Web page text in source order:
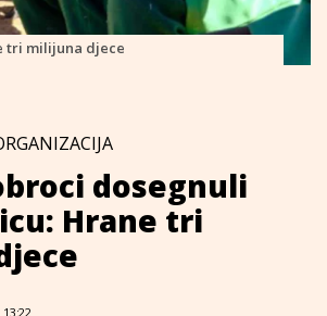
tri milijuna djece
dosegnuli
Hrane tri
13:22